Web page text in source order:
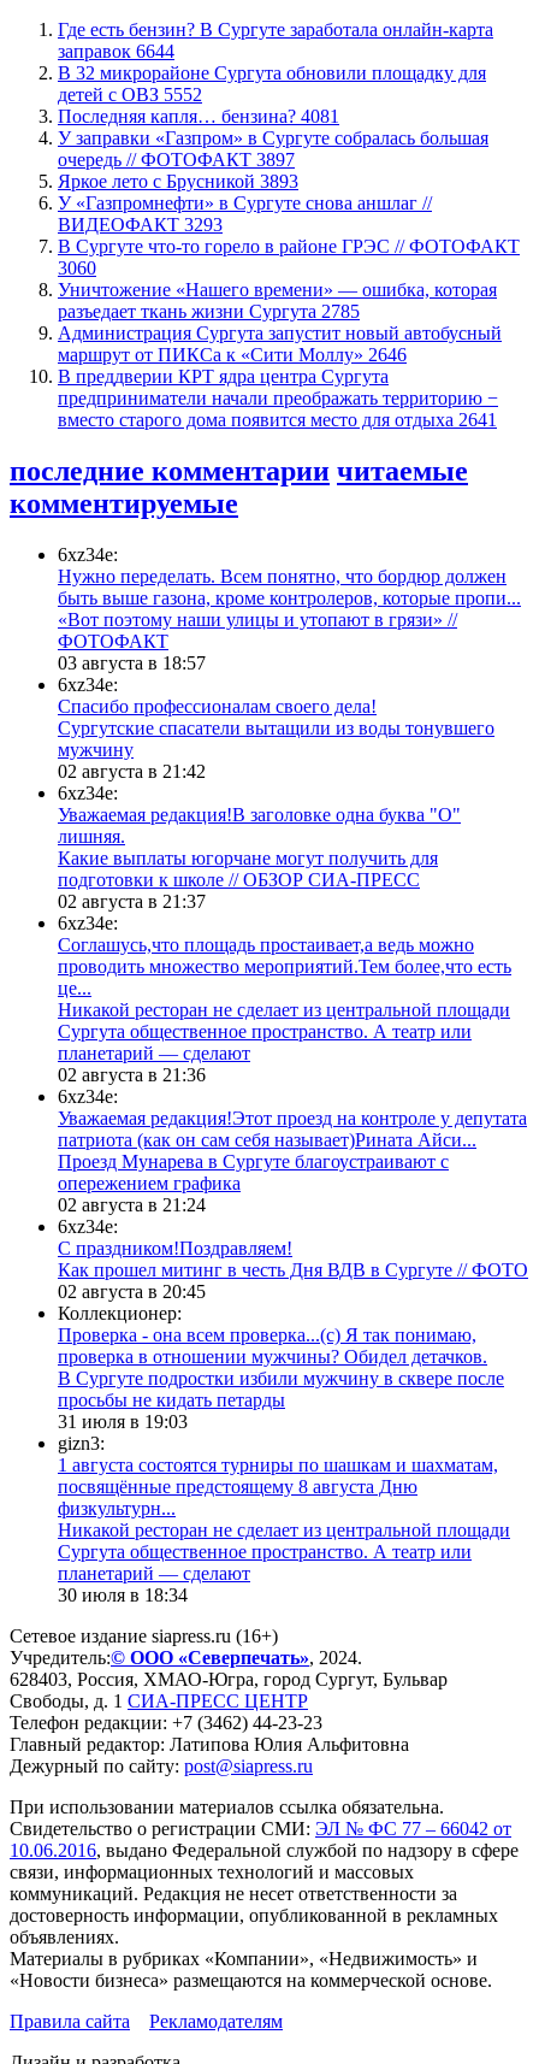
​Где есть бензин? В Сургуте заработала онлайн-карта
заправок 6644
В 32 микрорайоне Сургута обновили площадку для
детей с ОВЗ 5552
​Последняя капля… бензина? 4081
​У заправки «Газпром» в Сургуте собралась большая
очередь // ФОТОФАКТ 3897
Яркое лето с Брусникой 3893
У «Газпромнефти» в Сургуте снова аншлаг //
ВИДЕОФАКТ 3293
​В Сургуте что-то горело в районе ГРЭС // ФОТОФАКТ
3060
​Уничтожение «Нашего времени» — ошибка, которая
разъедает ткань жизни Сургута 2785
​Администрация Сургута запустит новый автобусный
маршрут от ПИКСа к «Сити Моллу» 2646
​В преддверии КРТ ядра центра Сургута
предприниматели начали преображать территорию −
вместо старого дома появится место для отдыха 2641
последние комментарии читаемые
комментируемые
6xz34e:
Нужно переделать. Всем понятно, что бордюр должен
быть выше газона, кроме контролеров, которые пропи...
«Вот поэтому наши улицы и утопают в грязи» //
ФОТОФАКТ
03 августа в 18:57
6xz34e:
Спасибо профессионалам своего дела!
Сургутские спасатели вытащили из воды тонувшего
мужчину
02 августа в 21:42
6xz34e:
Уважаемая редакция!В заголовке одна буква "О"
лишняя.
Какие выплаты югорчане могут получить для
подготовки к школе // ОБЗОР СИА-ПРЕСС
02 августа в 21:37
6xz34e:
Соглашусь,что площадь простаивает,а ведь можно
проводить множество мероприятий.Тем более,что есть
це...
​Никакой ресторан не сделает из центральной площади
Сургута общественное пространство. А театр или
планетарий — сделают
02 августа в 21:36
6xz34e:
Уважаемая редакция!Этот проезд на контроле у депутата
патриота (как он сам себя называет)Рината Айси...
​Проезд Мунарева в Сургуте благоустраивают с
опережением графика
02 августа в 21:24
6xz34e:
С праздником!Поздравляем!
Как прошел митинг в честь Дня ВДВ в Сургуте // ФОТО
02 августа в 20:45
Коллекционер:
Проверка - она всем проверка...(с) Я так понимаю,
проверка в отношении мужчины? Обидел детачков.
В Сургуте подростки избили мужчину в сквере после
просьбы не кидать петарды
31 июля в 19:03
gizn3:
1 августа состоятся турниры по шашкам и шахматам,
посвящённые предстоящему 8 августа Дню
физкультурн...
​Никакой ресторан не сделает из центральной площади
Сургута общественное пространство. А театр или
планетарий — сделают
30 июля в 18:34
Сетевое издание siapress.ru (16+)
Учредитель:© ООО «Северпечать», 2024.
628403, Россия, ХМАО-Югра, город Сургут, Бульвар
Свободы, д. 1 СИА-ПРЕСС ЦЕНТР
Телефон редакции: +7 (3462) 44-23-23
Главный редактор: Латипова Юлия Альфитовна
Дежурный по сайту: post@siapress.ru
При использовании материалов ссылка обязательна.
Свидетельство о регистрации СМИ: ЭЛ № ФС 77 – 66042 от
10.06.2016, выдано Федеральной службой по надзору в сфере
связи, информационных технологий и массовых
коммуникаций. Редакция не несет ответственности за
достоверность информации, опубликованной в рекламных
объявлениях.
Материалы в рубриках «Компании», «Недвижимость» и
«Новости бизнеса» размещаются на коммерческой основе.
Правила сайта
Рекламодателям